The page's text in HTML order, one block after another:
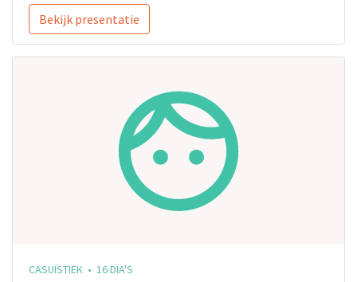
Bekijk presentatie
CASUÏSTIEK • 16 DIA'S